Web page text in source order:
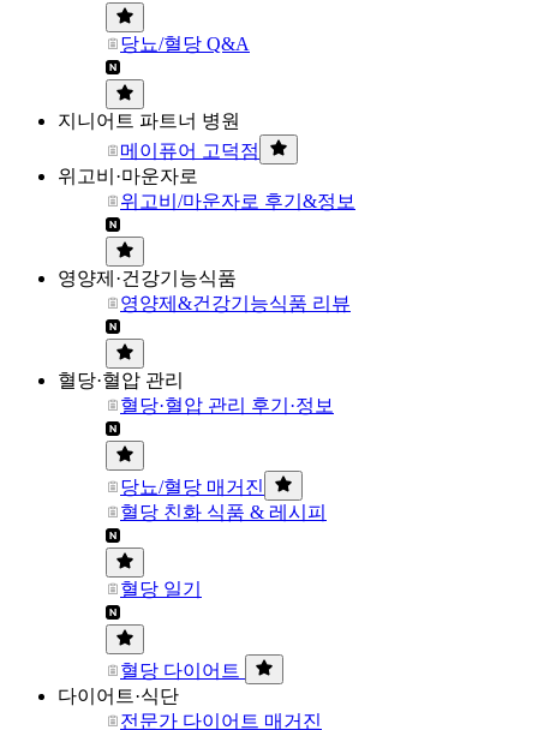
당뇨/혈당 Q&A
지니어트 파트너 병원
메이퓨어 고덕점
위고비·마운자로
위고비/마운자로 후기&정보
영양제·건강기능식품
영양제&건강기능식품 리뷰
혈당·혈압 관리
혈당·혈압 관리 후기·정보
당뇨/혈당 매거진
혈당 친화 식품 & 레시피
혈당 일기
혈당 다이어트
다이어트·식단
전문가 다이어트 매거진